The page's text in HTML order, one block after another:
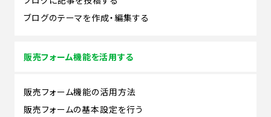
ブログのテーマを作成・編集する
販売フォーム機能を活用する
販売フォーム機能の活用方法
販売フォームの基本設定を行う